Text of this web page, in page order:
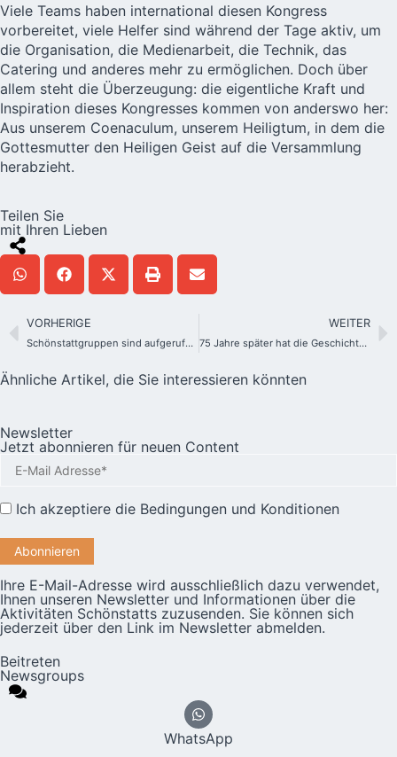
Viele Teams haben international diesen Kongress
vorbereitet, viele Helfer sind während der Tage aktiv, um
die Organisation, die Medienarbeit, die Technik, das
Catering und anderes mehr zu ermöglichen. Doch über
allem steht die Überzeugung: die eigentliche Kraft und
Inspiration dieses Kongresses kommen von anderswo her:
Aus unserem Coenaculum, unserem Heiligtum, in dem die
Gottesmutter den Heiligen Geist auf die Versammlung
herabzieht.
Teilen Sie
mit Ihren Lieben
VORHERIGE
Schönstattgruppen sind aufgerufen, Keimzelle einer neuen Kirche zu sein
WEITER
75 Jahre später hat die Geschichte Musik, Leben und Farbe bekommen
Ähnliche Artikel, die Sie interessieren könnten
Newsletter
Jetzt abonnieren für neuen Content
Ich akzeptiere die Bedingungen und Konditionen
Ihre E-Mail-Adresse wird ausschließlich dazu verwendet,
Ihnen unseren Newsletter und Informationen über die
Aktivitäten Schönstatts zuzusenden. Sie können sich
jederzeit über den Link im Newsletter abmelden.
Beitreten
Newsgroups
WhatsApp